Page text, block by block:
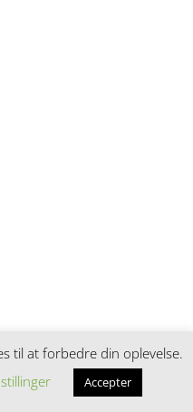
til at forbedre din oplevelse.
Accepter